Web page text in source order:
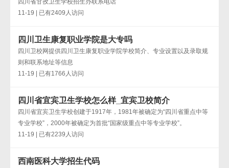
四川省甘孜卫生学校招生办联系电话
11-19 | 已有2409人访问
四川卫生康复职业学院是大专吗
四川卫校网提供四川卫生康复职业学院学校简介、专业设置以及录取规
则和联系地址等信息
11-19 | 已有1766人访问
四川省宜宾卫生学校怎么样_宜宾卫校简介
四川省宜宾卫生学校创建于1917年，1981年被确定为“四川省重点中等
专业学校”，2000年被确定为首批“国家级重点中等专业学校”。
11-19 | 已有2239人访问
西南医科大学招生代码